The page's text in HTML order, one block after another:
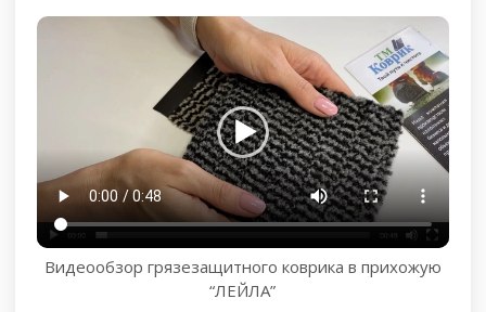
Видеообзор грязезащитного коврика в прихожую
“ЛЕЙЛА”